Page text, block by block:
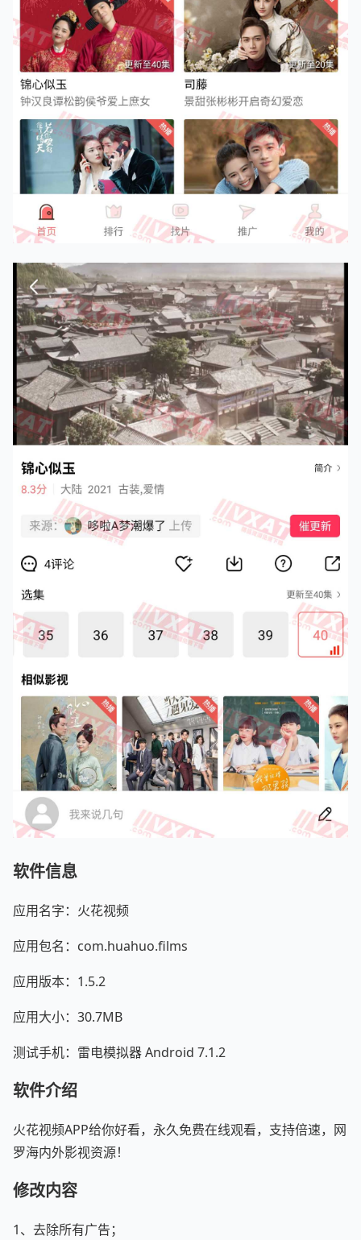
软件信息
应用名字：火花视频
应用包名：com.huahuo.films
应用版本：1.5.2
应用大小：30.7MB
测试手机：雷电模拟器 Android 7.1.2
软件介绍
火花视频APP给你好看，永久免费在线观看，支持倍速，网
罗海内外影视资源！
修改内容
1、去除所有广告；